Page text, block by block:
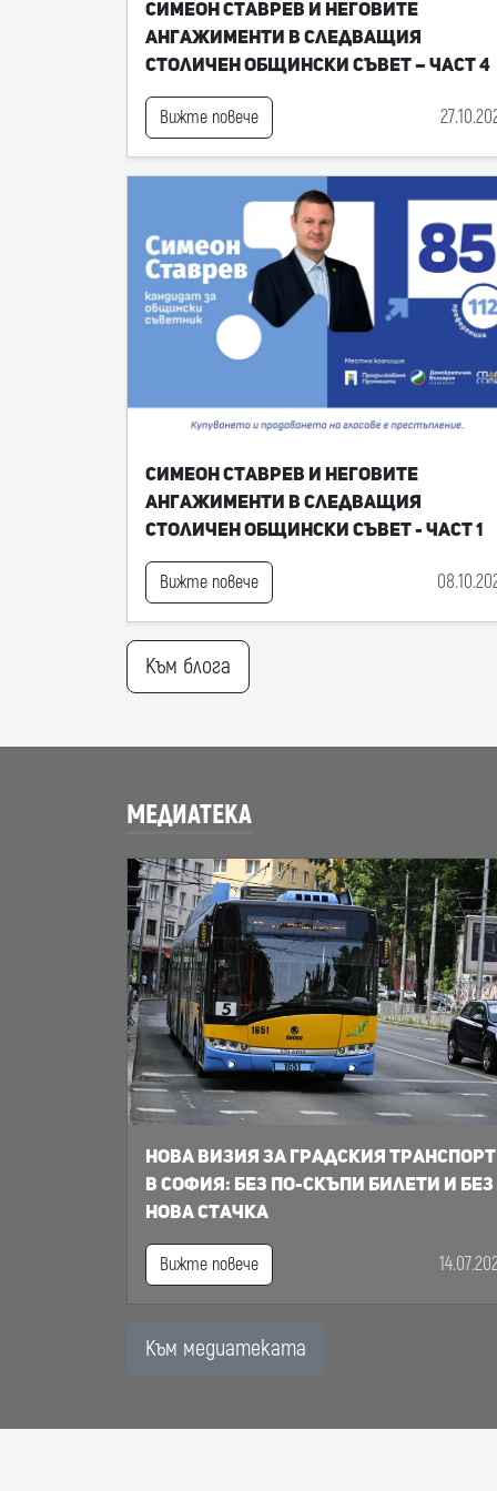
Симеон Ставрев и неговите
ангажименти в следващия
Столичен общински съвет – част 4
Вижте повече
Симеон Ставрев и неговите
ангажименти в следващия
Столичен общински съвет - част 1
Вижте повече
Към блога
МЕДИАТЕКА
Нова визия за градския транспорт
в София: Без по-скъпи билети и без
нова стачка
Вижте повече
Към медиатеката